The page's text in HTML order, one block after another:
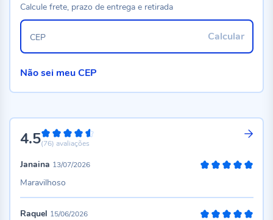
4.590%
(76) avaliações
Janaina 13/07/2026
Maravilhoso
Raquel 15/06/2026
Calcule frete, prazo de entrega e retirada
Calcular
CEP
Não sei meu CEP